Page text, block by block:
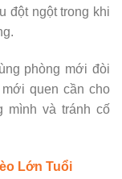
đột ngột trong khi
phòng mới đòi
quen cần cho
mình và tránh cố
Lớn Tuổi